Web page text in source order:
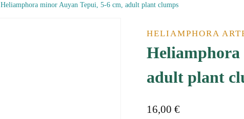
Heliamphora minor Auyan Tepui, 5-6 cm, adult plant clumps
HELIAMPHORA
Heliamphora
adult plant
16,00 €